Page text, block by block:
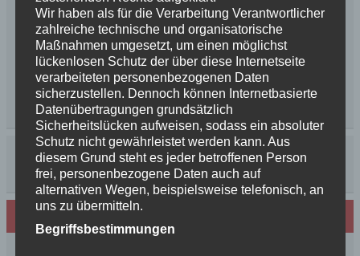
Wir haben als für die Verarbeitung Verantwortlicher
zahlreiche technische und organisatorische
Maßnahmen umgesetzt, um einen möglichst
lückenlosen Schutz der über diese Internetseite
verarbeiteten personenbezogenen Daten
sicherzustellen. Dennoch können Internetbasierte
Datenübertragungen grundsätzlich
Sicherheitslücken aufweisen, sodass ein absoluter
Schutz nicht gewährleistet werden kann. Aus
diesem Grund steht es jeder betroffenen Person
frei, personenbezogene Daten auch auf
alternativen Wegen, beispielsweise telefonisch, an
uns zu übermitteln.
Begriffsbestimmungen